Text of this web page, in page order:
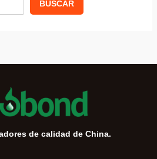
BUSCAR
de calidad de China.